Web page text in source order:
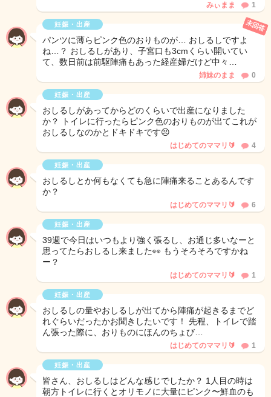
みぃまま 1
妊娠・出産
パンツに薄らピンク色のおりものが… おしるしですよ
ね…？ おしるしがあり、子宮口も3cmくらい開いてい
て、数日前は前駆陣痛もあった経産婦だけど中々…
未回答
姉妹のまま 0
妊娠・出産
おしるしがあってからどのくらいで出産になりました
か？ トイレに行ったらピンク色のおりものが出てこれが
おしるしなのかとドキドキです😣
はじめてのママリ🔰 4
妊娠・出産
おしるしとか何もなくても急に陣痛来ることあるんです
か？
はじめてのママリ🔰 6
妊娠・出産
39週で今日はいつもより強く張るし、お通じ多いなーと
思ってたらおしるし来ました👀 もうそろそろですかね
ー？
はじめてのママリ🔰 1
妊娠・出産
おしるしの量やおしるしが出てから陣痛が起きるまでど
れぐらいだったかお聞きしたいです！ 先程、トイレで踏
ん張った際に、おりものにほんのちょび…
はじめてのママリ🔰 1
妊娠・出産
皆さん、おしるしはどんな感じでしたか？ 1人目の時は
朝方トイレに行くとオリモノに大量にピンク〜鮮血のも